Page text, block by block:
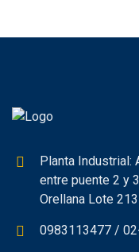
Planta Industrial:
entre puente 2 y
Orellana Lote
0983113477 /